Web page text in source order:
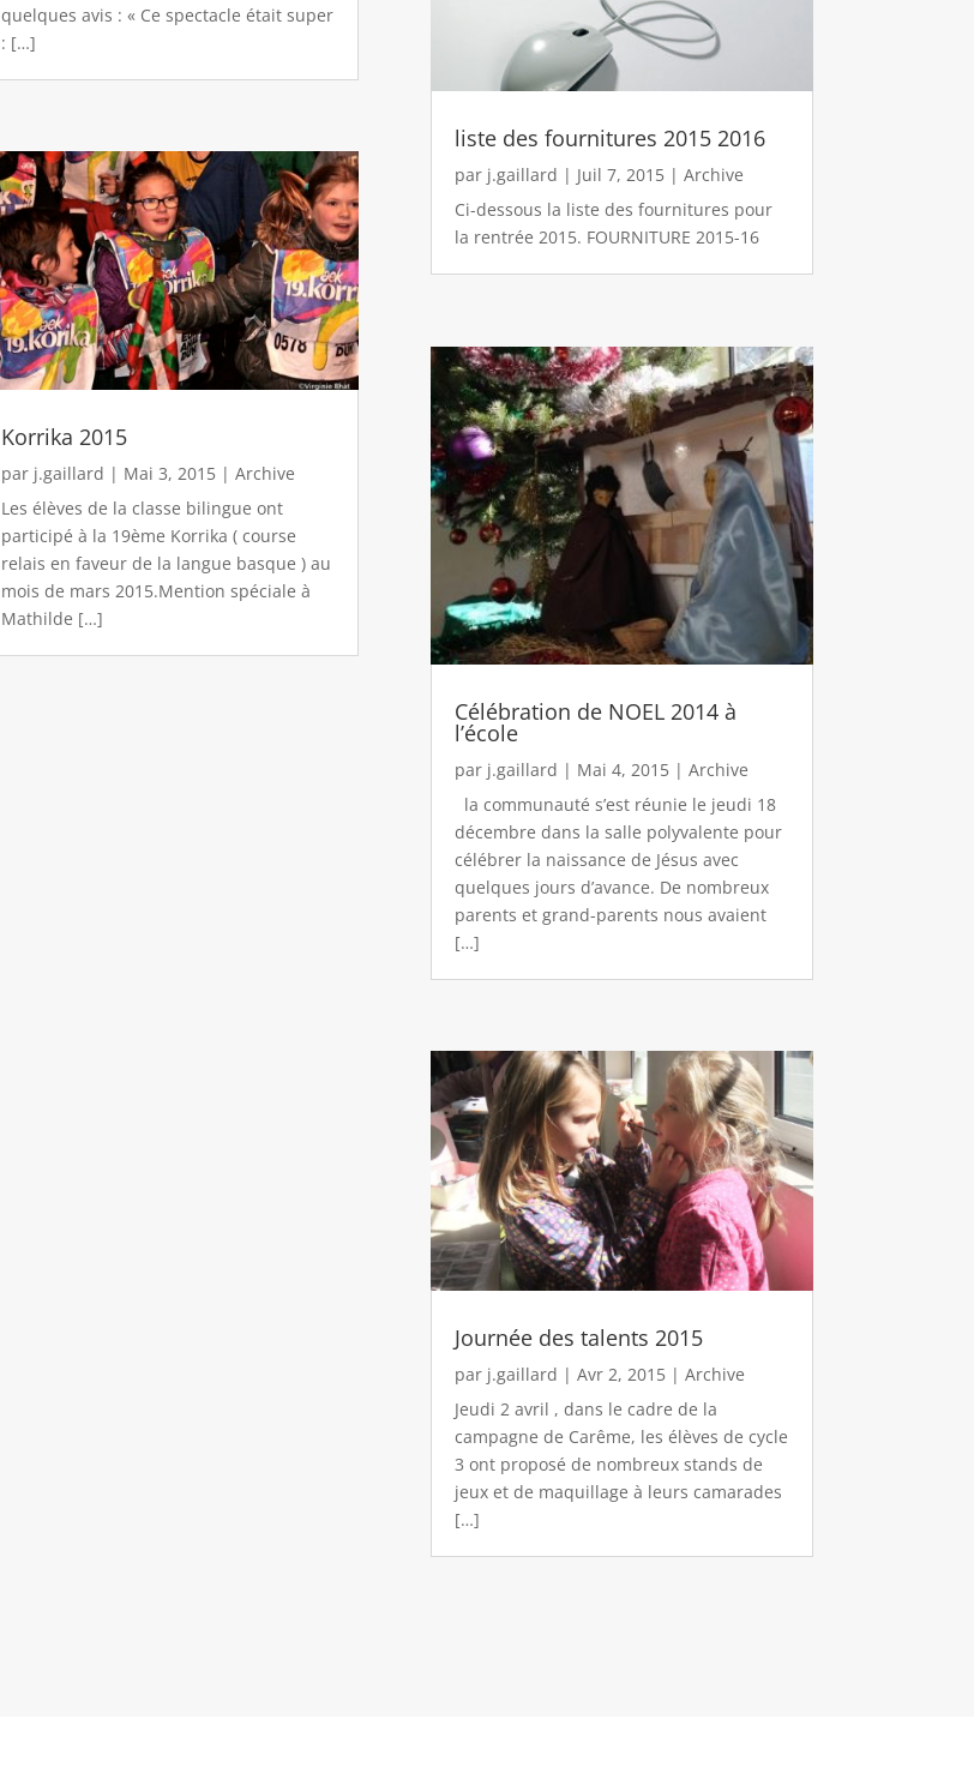
quelques avis : « Ce spectacle était super
: […]
Korrika 2015
par j.gaillard | Mai 3, 2015| Archive
Les élèves de la classe bilingue ont
participé à la 19ème Korrika ( course
relais en faveur de la langue basque ) au
mois de mars 2015.Mention spéciale à
Mathilde […]
liste des fournitures 2015 2016
par j.gaillard | Juil 7, 2015| Archive
Ci-dessous la liste des fournitures pour
la rentrée 2015. FOURNITURE 2015-16
Célébration de NOEL 2014 à
l’école
par j.gaillard | Mai 4, 2015| Archive
la communauté s’est réunie le jeudi 18
décembre dans la salle polyvalente pour
célébrer la naissance de Jésus avec
quelques jours d’avance. De nombreux
parents et grand-parents nous avaient
[…]
Journée des talents 2015
par j.gaillard | Avr 2, 2015| Archive
Jeudi 2 avril , dans le cadre de la
campagne de Carême, les élèves de cycle
3 ont proposé de nombreux stands de
jeux et de maquillage à leurs camarades
[…]